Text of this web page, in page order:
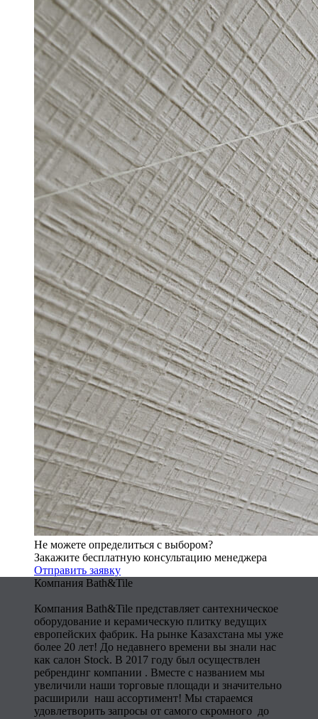
Не можете определиться с выбором?
Закажите бесплатную консультацию менеджера
Отправить заявку
Компания Bath&Tile
Компания Bath&Tile представляет сантехническое
оборудование и керамическую плитку ведущих
европейских фабрик. На рынке Казахстана мы уже
более 20 лет! До недавнего времени вы знали нас
как салон Stock. В 2017 году был осуществлен
ребрендинг компании . Вместе с названием мы
увеличили наши торговые площади и значительно
расширили наш ассортимент! Мы стараемся
удовлетворить запросы от самого скромного до